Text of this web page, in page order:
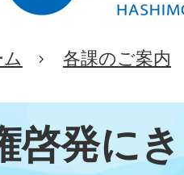
各課のご案内
啓発に